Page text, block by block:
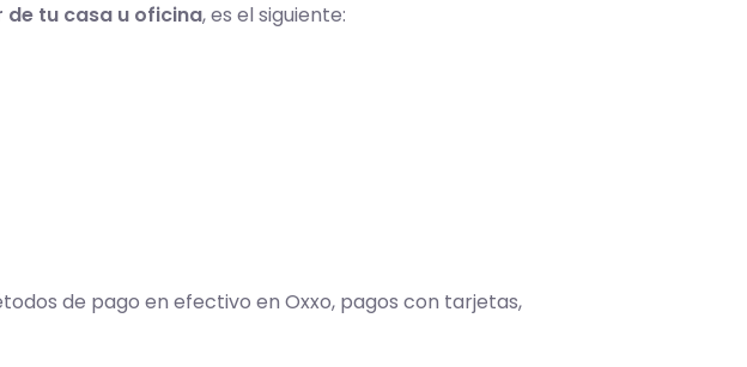
de tu casa u oficina, es el siguiente:
de pago en efectivo en Oxxo, pagos con tarjetas,